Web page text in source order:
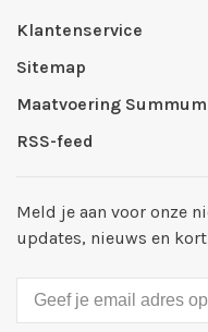
Klantenservice
Sitemap
Maatvoering Summum
RSS-feed
Meld je aan voor onze
updates, nieuws en